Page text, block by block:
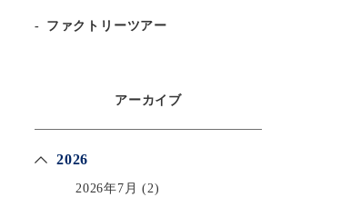
ファクトリーツアー
アーカイブ
2026
2026年7月 (2)